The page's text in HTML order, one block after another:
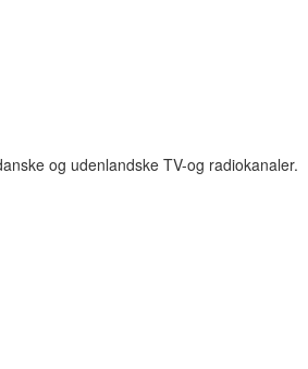
og udenlandske TV-og radiokanaler.